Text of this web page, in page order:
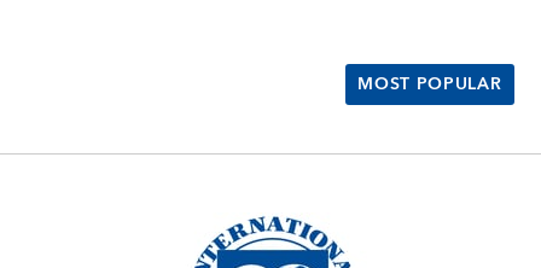
MOST POPULAR